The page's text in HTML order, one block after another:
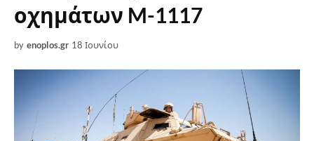
οχημάτων M-1117
by enoplos.gr 18 Ιουνίου